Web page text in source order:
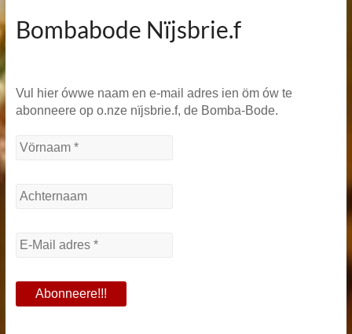
Bombabode Nïjsbrie.f
Vul hier ówwe naam en e-mail adres ien öm ów te
abonneere op o.nze nïjsbrie.f, de Bomba-Bode.